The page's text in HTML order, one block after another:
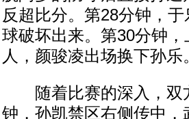
反超比分。第28分钟，
球破坏出来。第30分钟
人，颜骏凌出场换下孙乐
随着比赛的深入，双
钟，孙凯禁区右侧传中